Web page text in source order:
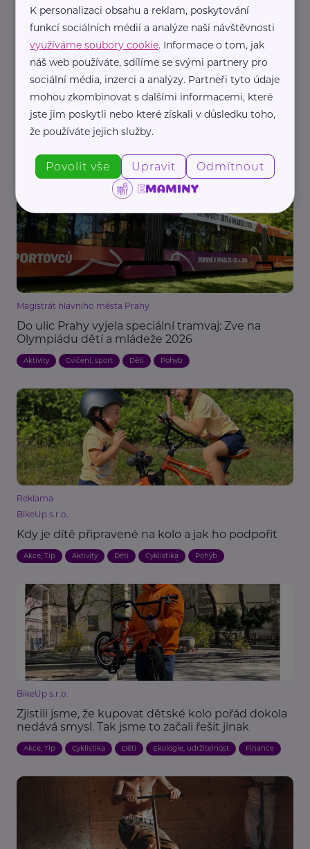
Reklama
Decathlon
Kdy je dítě připravené na první kilometry v
Akce, Tip Aktivity Cyklistika Děti
Magistrát hlavního města Prahy
Do ulic Prahy vyjela speciální tramvaj: Zve na
Olympiádu dětí a mládeže 2026
Aktivity Cvičení, sport Děti Pohyb
Reklama
BikeUp s.r.o.
Kdy je dítě připravené na kolo a jak ho podpořit
Akce, Tip Aktivity Děti Cyklistika Pohyb
BikeUp s.r.o.
Zjistili jsme, že kupovat dětské kolo pořád dokola
nedává smysl. Tak jsme to začali řešit jinak
Akce, Tip Cyklistika Děti Ekologie, udržitelnost Finance
K personalizaci obsahu a reklam, poskytování
funkcí sociálních médií a analýze naší návštěvnosti
využíváme soubory cookie. Informace o tom, jak
náš web používáte, sdílíme se svými partnery pro
sociální média, inzerci a analýzy. Partneři tyto údaje
mohou zkombinovat s dalšími informacemi, které
jste jim poskytli nebo které získali v důsledku toho,
že používáte jejich služby.
Povolit vše Upravit Odmítnout